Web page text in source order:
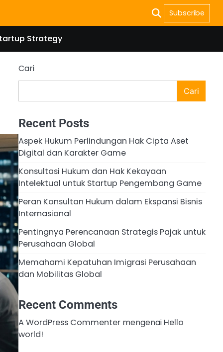
Subscribe
Strategy
Cari
Cari
Recent Posts
Aspek Hukum Perlindungan Hak Cipta Aset
Digital dan Karakter Game
Konsultasi Hukum dan Hak Kekayaan
Intelektual untuk Startup Pengembang Game
Peran Konsultan Hukum dalam Ekspansi Bisnis
Internasional
Pentingnya Perencanaan Strategis Pajak untuk
Perusahaan Global
Memahami Kepatuhan Imigrasi Perusahaan
dan Mobilitas Global
Recent Comments
A WordPress Commentermengenai Hello
world!